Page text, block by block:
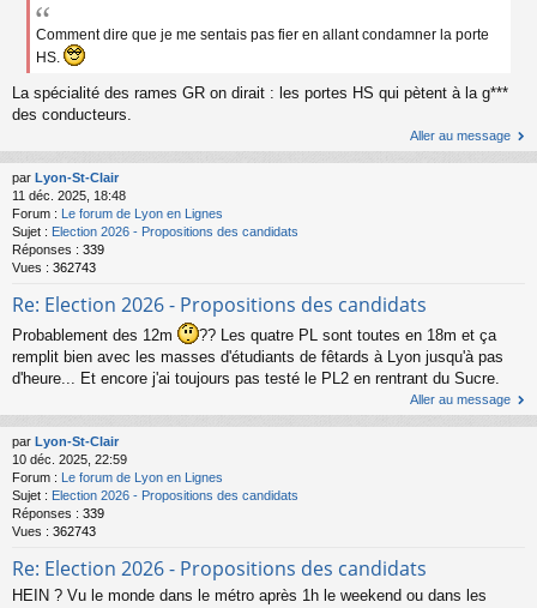
Comment dire que je me sentais pas fier en allant condamner la porte
HS.
La spécialité des rames GR on dirait : les portes HS qui pètent à la g***
des conducteurs.
Aller au message
par Lyon-St-Clair
11 déc. 2025, 18:48
Forum : Le forum de Lyon en Lignes
Sujet : Election 2026 - Propositions des candidats
Réponses : 339
Vues : 362743
Re: Election 2026 - Propositions des candidats
Probablement des 12m
?? Les quatre PL sont toutes en 18m et ça
remplit bien avec les masses d'étudiants de fêtards à Lyon jusqu'à pas
d'heure... Et encore j'ai toujours pas testé le PL2 en rentrant du Sucre.
Aller au message
par Lyon-St-Clair
10 déc. 2025, 22:59
Forum : Le forum de Lyon en Lignes
Sujet : Election 2026 - Propositions des candidats
Réponses : 339
Vues : 362743
Re: Election 2026 - Propositions des candidats
HEIN ? Vu le monde dans le métro après 1h le weekend ou dans les